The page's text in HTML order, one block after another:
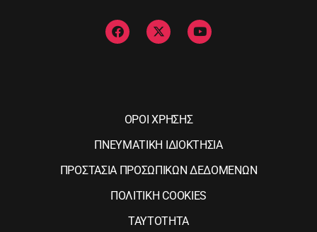
ΟΡΟΙ ΧΡΗΣΗΣ
ΠΝΕΥΜΑΤΙΚΗ ΙΔΙΟΚΤΗΣΙΑ
ΠΡΟΣΤΑΣΙΑ ΠΡΟΣΩΠΙΚΩΝ ΔΕΔΟΜΕΝΩΝ
ΠΟΛΙΤΙΚΗ COOKIES
ΤΑΥΤΟΤΗΤΑ